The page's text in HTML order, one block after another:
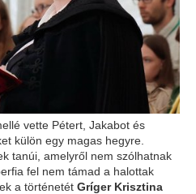
vette Pétert, Jakabot és
külön egy magas hegyre.
tanúi, amelyről nem szólhatnak
fel nem támad a halottak
a történetét Gríger Krisztina